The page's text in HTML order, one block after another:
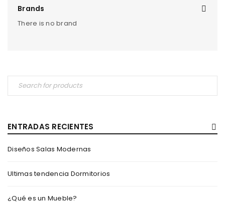
Brands
There is no brand
ENTRADAS RECIENTES
Diseños Salas Modernas
Ultimas tendencia Dormitorios
¿Qué es un Mueble?